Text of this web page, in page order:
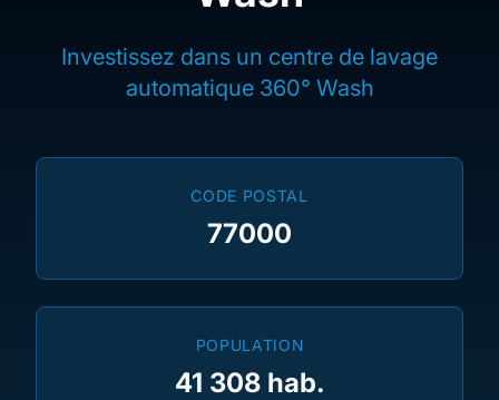
Investissez dans un centre de lavage
automatique 360° Wash
CODE POSTAL
77000
POPULATION
41 308 hab.